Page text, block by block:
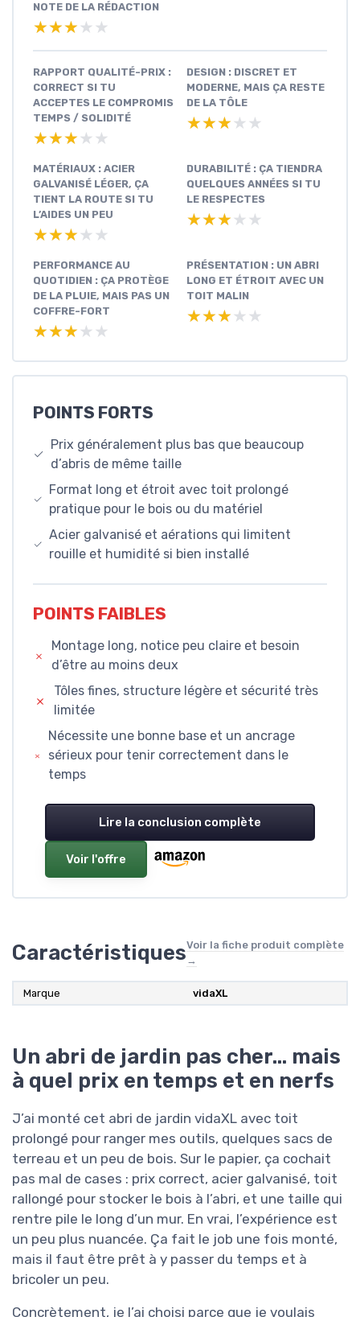
NOTE DE LA RÉDACTION
★★★★★
★★★★★
RAPPORT QUALITÉ-PRIX :
CORRECT SI TU
ACCEPTES LE COMPROMIS
TEMPS / SOLIDITÉ
★★★★★
★★★★★
DESIGN : DISCRET ET
MODERNE, MAIS ÇA RESTE
DE LA TÔLE
★★★★★
★★★★★
MATÉRIAUX : ACIER
GALVANISÉ LÉGER, ÇA
TIENT LA ROUTE SI TU
L’AIDES UN PEU
★★★★★
★★★★★
DURABILITÉ : ÇA TIENDRA
QUELQUES ANNÉES SI TU
LE RESPECTES
★★★★★
★★★★★
PERFORMANCE AU
QUOTIDIEN : ÇA PROTÈGE
DE LA PLUIE, MAIS PAS UN
COFFRE-FORT
★★★★★
★★★★★
PRÉSENTATION : UN ABRI
LONG ET ÉTROIT AVEC UN
TOIT MALIN
★★★★★
★★★★★
POINTS FORTS
Prix généralement plus bas que beaucoup
d’abris de même taille
Format long et étroit avec toit prolongé
pratique pour le bois ou du matériel
Acier galvanisé et aérations qui limitent
rouille et humidité si bien installé
POINTS FAIBLES
Montage long, notice peu claire et besoin
d’être au moins deux
Tôles fines, structure légère et sécurité très
limitée
Nécessite une bonne base et un ancrage
sérieux pour tenir correctement dans le
temps
Lire la conclusion complète
Voir l'offre
CaractéristiquesVoir la fiche produit complète
→
Marque vidaXL
Un abri de jardin pas cher… mais
à quel prix en temps et en nerfs
J’ai monté cet abri de jardin vidaXL avec toit
prolongé pour ranger mes outils, quelques sacs de
terreau et un peu de bois. Sur le papier, ça cochait
pas mal de cases : prix correct, acier galvanisé, toit
rallongé pour stocker le bois à l’abri, et une taille qui
rentre pile le long d’un mur. En vrai, l’expérience est
un peu plus nuancée. Ça fait le job une fois monté,
mais il faut être prêt à y passer du temps et à
bricoler un peu.
Concrètement, je l’ai choisi parce que je voulais